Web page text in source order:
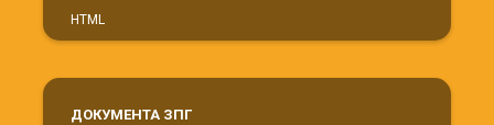
HTML
ДОКУМЕНТА ЗПГ